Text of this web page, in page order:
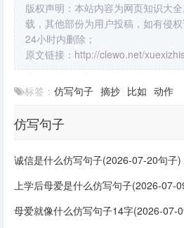
版权声明：本站内容为网页知识大
载，其他部份为用户投稿，如有侵
24小时内删除；
原文链接： http://clewo.net/
标签： 仿写句子 摘抄 比如 动作
仿写句子
诚信是什么仿写句子(2026-07-20句子)
上学后母爱是什么仿写句子(2026-07-
母爱就像什么仿写句子14字(2026-07-